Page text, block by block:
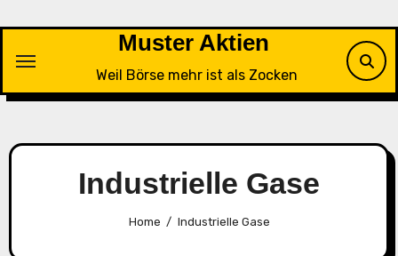
content
Muster Aktien
Weil Börse mehr ist als Zocken
Industrielle Gase
Home Industrielle Gase